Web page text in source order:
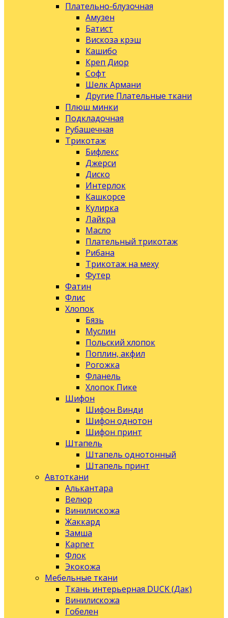
Плательно-блузочная
Амузен
Батист
Вискоза крэш
Кашибо
Креп Диор
Софт
Шелк Армани
Другие Плательные ткани
Плюш минки
Подкладочная
Рубашечная
Трикотаж
Бифлекс
Джерси
Диско
Интерлок
Кашкорсе
Кулирка
Лайкра
Масло
Плательный трикотаж
Рибана
Трикотаж на меху
Футер
Фатин
Флис
Хлопок
Бязь
Муслин
Польский хлопок
Поплин, акфил
Рогожка
Фланель
Хлопок Пике
Шифон
Шифон Винди
Шифон однотон
Шифон принт
Штапель
Штапель однотонный
Штапель принт
Автоткани
Алькантара
Велюр
Винилискожа
Жаккард
Замша
Карпет
Флок
Экокожа
Мебельные ткани
Ткань интерьерная DUCK (Дак)
Винилискожа
Гобелен